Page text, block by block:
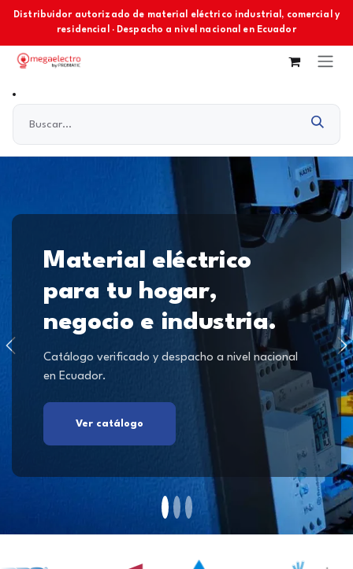
Ir al contenido
Distribuidor autorizado de material eléctrico industrial, comercial y
residencial · Despacho a nivel nacional en Ecuador
Material eléctrico
para tu hogar,
negocio e industria.
Catálogo verificado y despacho a nivel nacional
en Ecuador.
Ver catálogo